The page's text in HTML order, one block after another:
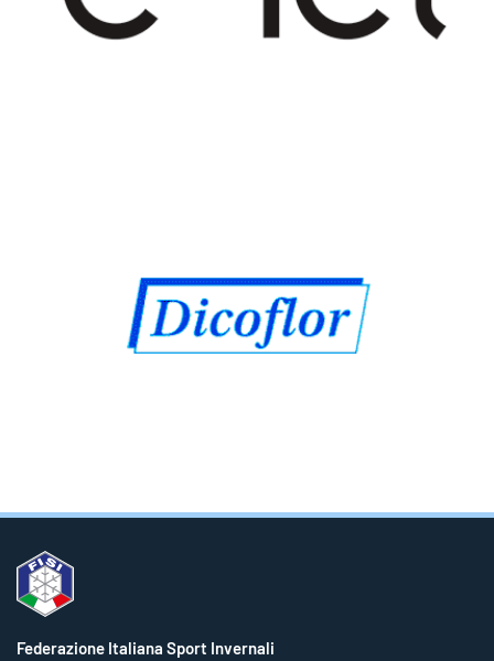
Federazione Italiana Sport Invernali